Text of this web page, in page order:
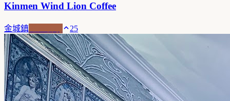
Kinmen Wind Lion Coffee
金城鎮 25